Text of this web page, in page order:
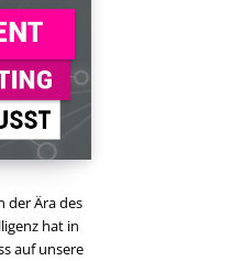
der Ära des
hat in
auf unsere